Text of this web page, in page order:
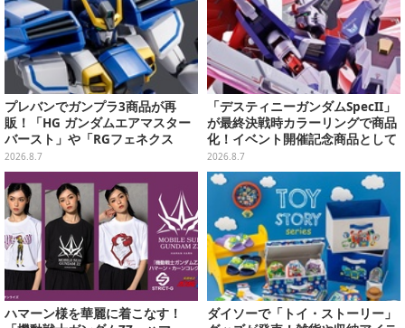
プレバンでガンプラ3商品が再
販！「HG ガンダムエアマスター
バースト」や「RGフェネクス
（ナラティブVer.）」も
2026.8.7
「デスティニーガンダムSpecII」
が最終決戦時カラーリングで商品
化！イベント開催記念商品として
METAL ROBOT魂に新登場
2026.8.7
ハマーン様を華麗に着こなす！
ダイソーで「トイ・ストーリー」